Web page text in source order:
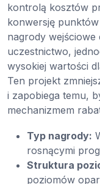
kontrolą kosztów
konwersję
nagrody
uczestnictwo,
wysokiej wartości
Ten projekt
i zapobiega temu,
mechanizmem
Typ nagrody:
rosnącymi
Struktura
poziomów